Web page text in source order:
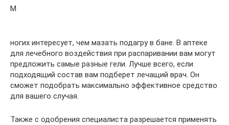
М
ногих интересует, чем мазать подагру в бане. В аптеке
для лечебного воздействия при распаривании вам могут
предложить самые разные гели. Лучше всего, если
подходящий состав вам подберет лечащий врач. Он
сможет подобрать максимально эффективное средство
для вашего случая.
Также с одобрения специалиста разрешается применять